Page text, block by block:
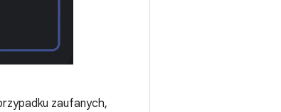
zaufanych,